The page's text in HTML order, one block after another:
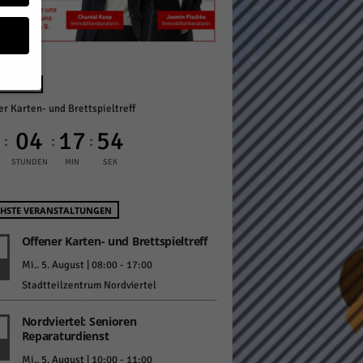
Karten- und Brettspieltreff
: 04
STUNDEN
: 17
MIN
: 53
SEK
VERANSTALTUNGEN
Offener Karten- und Brettspieltreff
Mi.. 5. August | 08:00- 17:00
Stadtteilzentrum Nordviertel
Nordviertel: Senioren
Reparaturdienst
Mi.. 5. August | 10:00- 11:00
Zurück